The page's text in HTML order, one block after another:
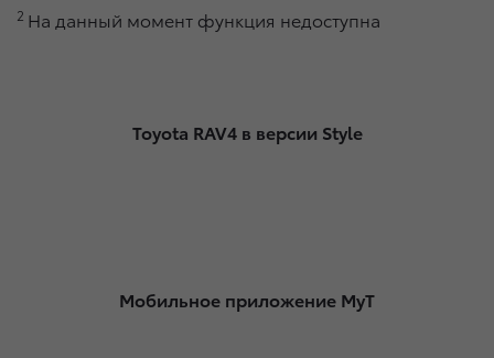
2 На данный момент функция недоступна
Toyota RAV4 в версии Style
Мобильное приложение MyT